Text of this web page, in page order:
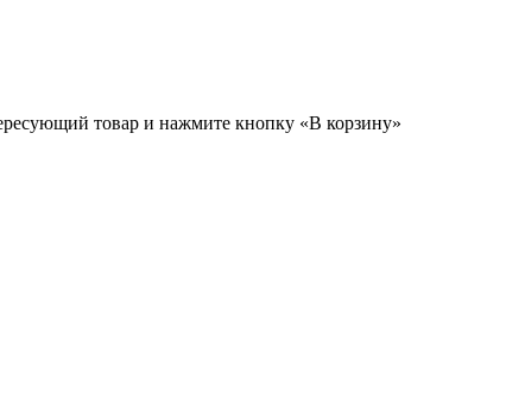
товар и нажмите кнопку «В корзину»